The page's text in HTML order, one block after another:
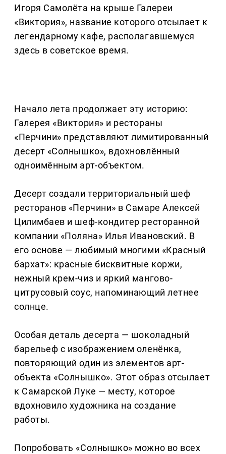
Игоря Самолёта на крыше Галереи
«Виктория», название которого отсылает к
легендарному кафе, располагавшемуся
здесь в советское время.
Начало лета продолжает эту историю:
Галерея «Виктория» и рестораны
«Перчини» представляют лимитированный
десерт «Солнышко», вдохновлённый
одноимённым арт-объектом.
Десерт создали территориальный шеф
ресторанов «Перчини» в Самаре Алексей
Цилимбаев и шеф-кондитер ресторанной
компании «Поляна» Илья Ивановский. В
его основе — любимый многими «Красный
бархат»: красные бисквитные коржи,
нежный крем-чиз и яркий мангово-
цитрусовый соус, напоминающий летнее
солнце.
Особая деталь десерта — шоколадный
барельеф с изображением оленёнка,
повторяющий один из элементов арт-
объекта «Солнышко». Этот образ отсылает
к Самарской Луке — месту, которое
вдохновило художника на создание
работы.
Попробовать «Солнышко» можно во всех